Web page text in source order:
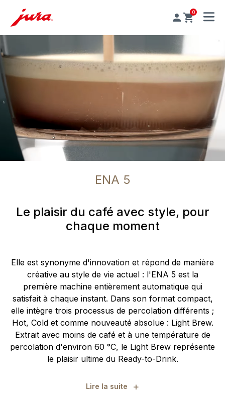
0
MENU
ENA 5
Le plaisir du café avec style, pour
chaque moment
Elle est synonyme d'innovation et répond de manière
créative au style de vie actuel : l'ENA 5 est la
première machine entièrement automatique qui
satisfait à chaque instant. Dans son format compact,
elle intègre trois processus de percolation différents ;
Hot, Cold et comme nouveauté absolue : Light Brew.
Extrait avec moins de café et à une température de
percolation d'environ 60 °C, le Light Brew représente
le plaisir ultime du Ready-to-Drink.
Lire la suite +